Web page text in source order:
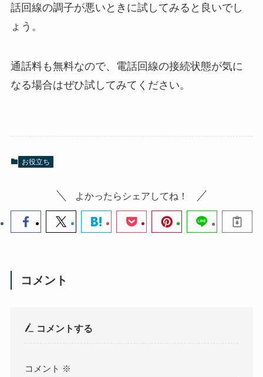
話回線の調子が悪いときに試してみると良いでし
ょう。
通話料も無料なので、電話回線の接続状態が気に
なる場合はぜひ試してみてください。
お役立ち
よかったらシェアしてね！
コメント
コメントする
コメント ※